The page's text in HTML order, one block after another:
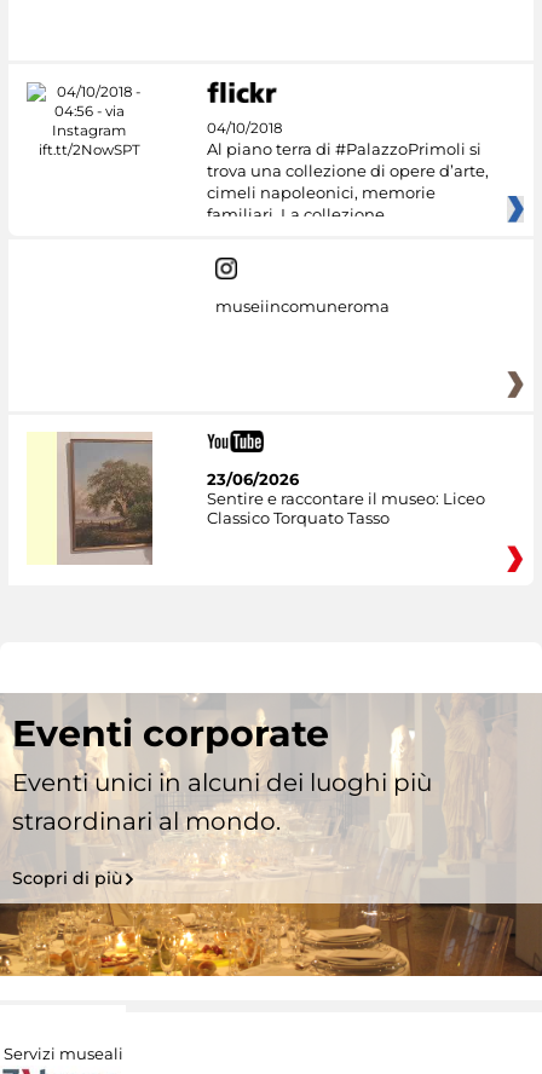
04/10/2018
Al piano terra di #PalazzoPrimoli si
trova una collezione di opere d’arte,
cimeli napoleonici, memorie
familiari. La collezione
museiincomuneroma
23/06/2026
Sentire e raccontare il museo: Liceo
Classico Torquato Tasso
Eventi corporate
Eventi unici in alcuni dei luoghi più
straordinari al mondo.
Scopri di più
Servizi museali